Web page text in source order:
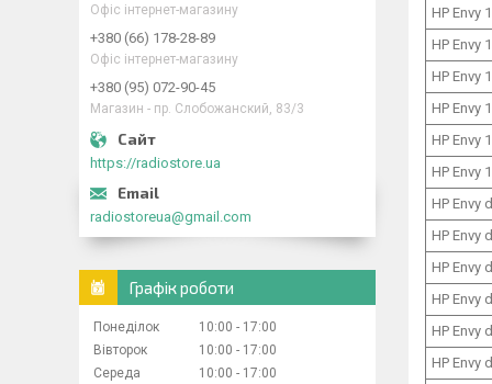
HP Envy
HP Envy
HP Envy
HP Envy
HP Envy
HP Envy
HP Envy
HP Envy
HP Envy
HP Envy
HP Envy
HP Envy
Офіс інтернет-магазину
+380 (66) 178-28-89
Офіс інтернет-магазину
+380 (95) 072-90-45
Магазин - пр. Слобожанский, 83/3
https://radiostore.ua
radiostoreua@gmail.com
Графік роботи
Понеділок 10:00
17:00
Вівторок
10:00
17:00
Середа
10:00
17:00